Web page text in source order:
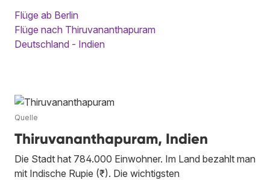
Flüge ab Berlin
Flüge nach Thiruvananthapuram
Deutschland - Indien
Quelle
Thiruvananthapuram, Indien
Die Stadt hat 784.000 Einwohner. Im Land bezahlt man
mit Indische Rupie (₹). Die wichtigsten